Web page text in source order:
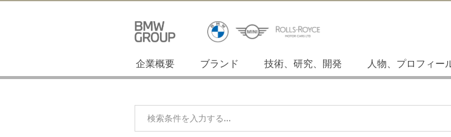
企業概要 ブランド 技術、研究、開発 人物、プロフィー
検索条件を入力する...